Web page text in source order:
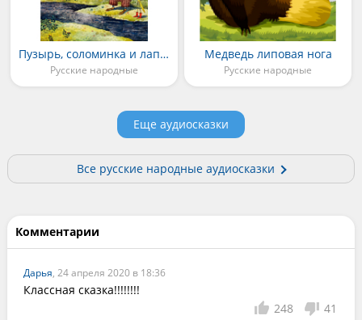
Пузырь, соломинка и лапоть
Русские народные
Медведь липовая нога
Русские народные
Еще аудиосказки
Все русские народные аудиосказки
Комментарии
Дарья, 24 апреля 2020 в 18:36
Классная сказка!!!!!!!!
248
41